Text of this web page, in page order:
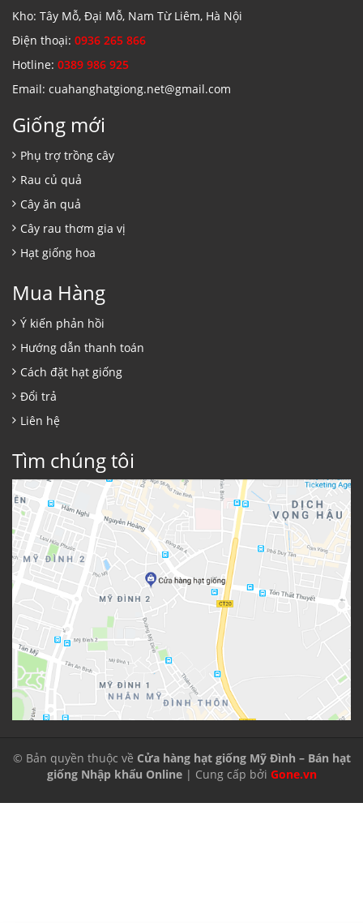
Kho: Tây Mỗ, Đại Mỗ, Nam Từ Liêm, Hà Nội
Điện thoại: 0936 265 866
Hotline: 0389 986 925
Email: cuahanghatgiong.net@gmail.com
Giống mới
Phụ trợ trồng cây
Rau củ quả
Cây ăn quả
Cây rau thơm gia vị
Hạt giống hoa
Mua Hàng
Ý kiến phản hồi
Hướng dẫn thanh toán
Cách đặt hạt giống
Đổi trả
Liên hệ
Tìm chúng tôi
© Bản quyền thuộc về Cửa hàng hạt giống Mỹ Đình – Bán hạt
giống Nhập khẩu Online| Cung cấp bởi Gone.vn